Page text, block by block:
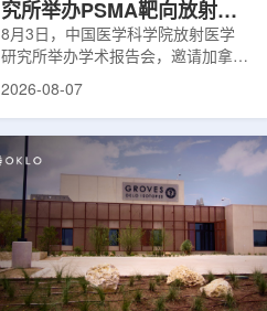
究所举办PSMA靶向放射性
药物学术报告会
8月3日，中国医学科学院放射医学
研究所举办学术报告会，邀请加拿大
温哥华不列颠哥伦比亚癌症中心林国
性药物开发》的学术报告。报告会采
取线上线下结合方式举行，放射所部
分科研人员和研究生参加。林国贤教
授长期从事肿瘤诊疗靶向放射性药物
开发研究，已主导或参与发表135余
篇同行评议期刊论文，提交30余项
放射性药物相关专利申请，并完成7
款自研放射性药物的临床转化，应用
2026-08-07